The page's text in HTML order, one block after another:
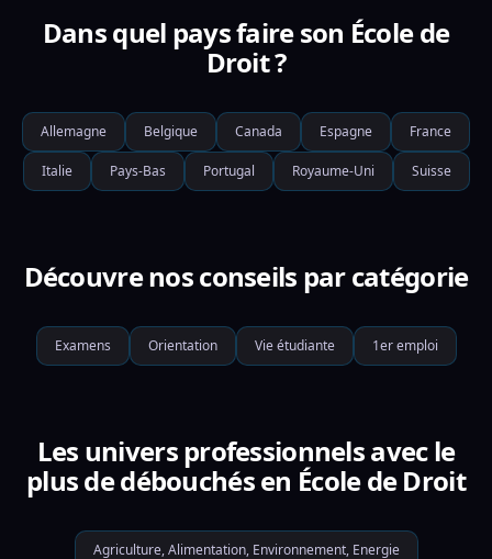
Dans quel pays faire son École de
Droit ?
Allemagne Belgique Canada Espagne France
Italie Pays-Bas Portugal Royaume-Uni Suisse
Découvre nos conseils par catégorie
Examens Orientation Vie étudiante 1er emploi
Les univers professionnels avec le
plus de débouchés en École de Droit
Agriculture, Alimentation, Environnement, Energie